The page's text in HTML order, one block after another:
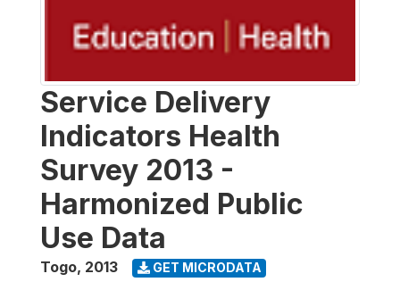
Service Delivery
Indicators Health
Survey 2013 -
Harmonized Public
Use Data
Togo, 2013 GET MICRODATA